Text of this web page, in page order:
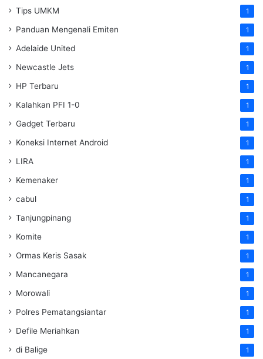
Tips UMKM 1
Panduan Mengenali Emiten 1
Adelaide United 1
Newcastle Jets 1
HP Terbaru 1
Kalahkan PFI 1-0 1
Gadget Terbaru 1
Koneksi Internet Android 1
LIRA 1
Kemenaker 1
cabul 1
Tanjungpinang 1
Komite 1
Ormas Keris Sasak 1
Mancanegara 1
Morowali 1
Polres Pematangsiantar 1
Defile Meriahkan 1
di Balige 1